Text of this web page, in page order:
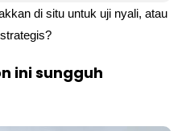
di situ untuk uji nyali, atau
ini sungguh